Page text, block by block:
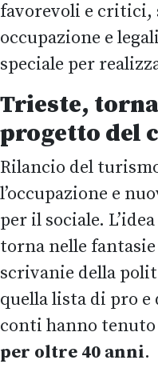
favorevoli e critici,
occupazione e
speciale per
Trieste,
progetto del
Rilancio del
l’occupazione e
per il sociale.
torna nelle
scrivanie della
quella lista di pro
conti hanno tenuto
per oltre 40 anni.